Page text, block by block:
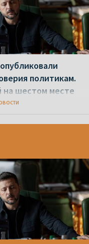
политикам.
на шестом месте